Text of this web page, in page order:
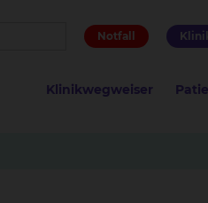
Notfall
Klinikwegweiser